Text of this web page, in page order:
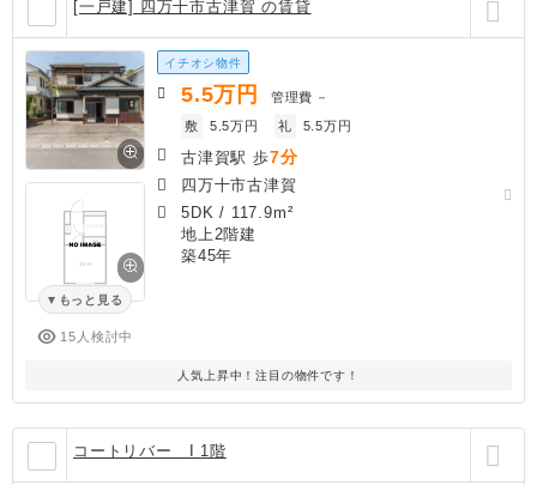
[一戸建] 四万十市古津賀 の賃貸
もっと見る
15人検討中
イチオシ物件
5.5万円 管理費 －
敷
5.5万円 礼 5.5万円
古津賀駅 歩7分
四万十市古津賀
5DK / 117.9m²
地上2階建
築45年
人気上昇中！注目の物件です！
コートリバー I 1階